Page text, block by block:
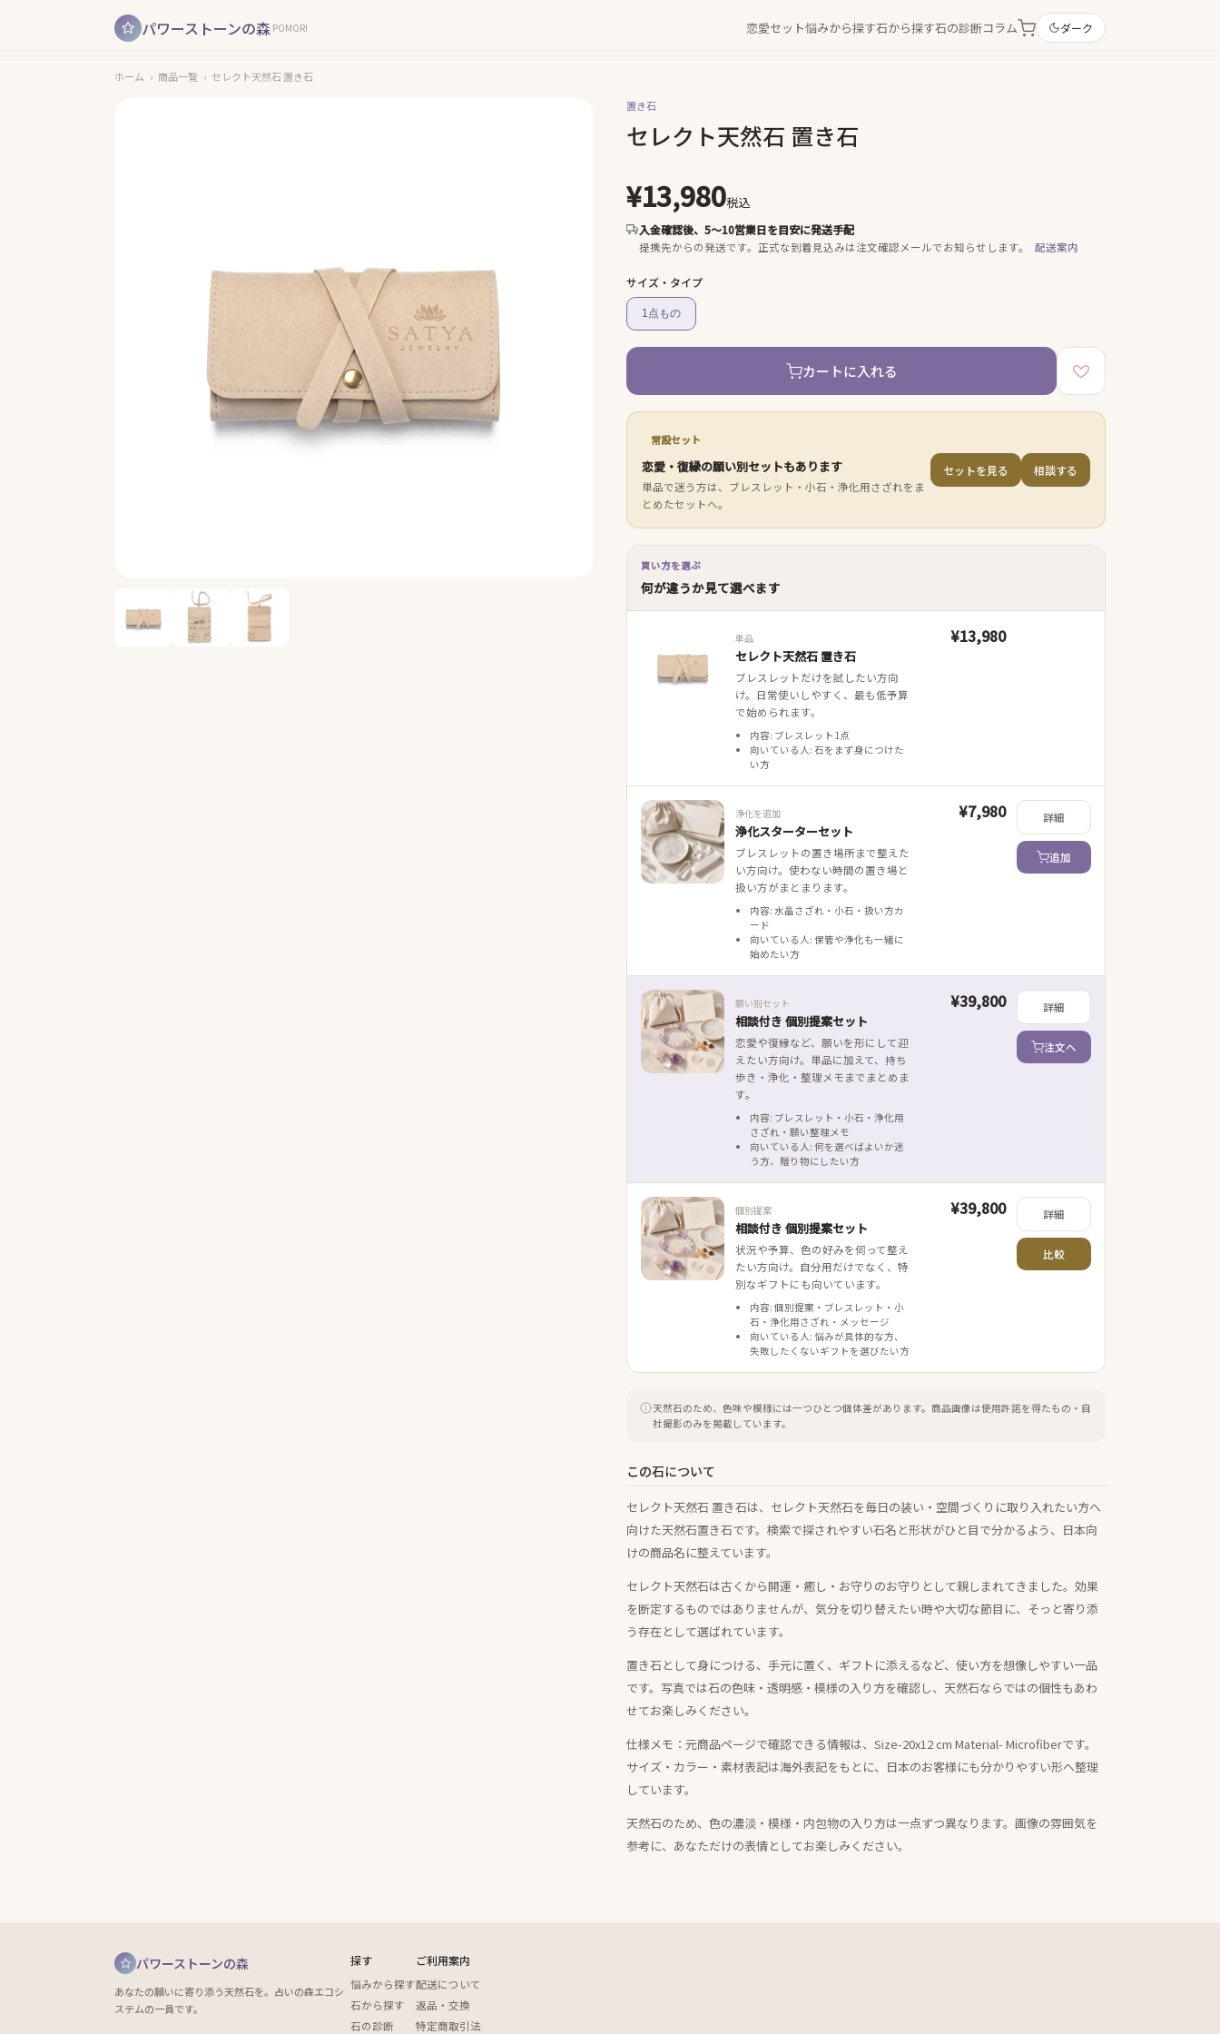
パワーストーンの森 POMORI 恋愛セット悩みから探す石から探す石の診断コラム ダーク
ホーム › 商品一覧 › セレクト天然石 置き石
置き石
セレクト天然石 置き石
¥13,980税込
入金確認後、5〜10営業日を目安に発送手配
提携先からの発送です。 正式な到着見込みは注文確認メールでお知らせします。 配送案内
サイズ・タイプ
1点もの
カートに入れる
常設セット
恋愛・復縁の願い別セットもあります
単品で迷う方は、ブレスレット・小石・浄化用さざれをま
とめたセットへ。
セットを見る 相談する
買い方を選ぶ
何が違うか見て選べます
単品
セレクト天然石 置き石
ブレスレットだけを試したい方向
け。日常使いしやすく、最も低予算
で始められます。
内容: ブレスレット1点
向いている人: 石をまず身につけた
い方
¥13,980
浄化を追加
浄化スターターセット
ブレスレットの置き場所まで整えた
い方向け。使わない時間の置き場と
扱い方がまとまります。
内容: 水晶さざれ・小石・扱い方カ
ード
向いている人: 保管や浄化も一緒に
始めたい方
¥7,980 詳細
追加
願い別セット
相談付き 個別提案セット
恋愛や復縁など、願いを形にして迎
えたい方向け。単品に加えて、持ち
歩き・浄化・整理メモまでまとめま
す。
内容: ブレスレット・小石・浄化用
さざれ・願い整理メモ
向いている人: 何を選べばよいか迷
う方、贈り物にしたい方
¥39,800 詳細
注文へ
個別提案
相談付き 個別提案セット
状況や予算、色の好みを伺って整え
たい方向け。自分用だけでなく、特
別なギフトにも向いています。
内容: 個別提案・ブレスレット・小
石・浄化用さざれ・メッセージ
向いている人: 悩みが具体的な方、
失敗したくないギフトを選びたい方
¥39,800 詳細
比較
天然石のため、色味や模様には一つひとつ個体差があります。 商品画像は使用許諾を得たもの・自
社撮影のみを掲載しています。
この石について
セレクト天然石 置き石は、セレクト天然石を毎日の装い・空間づくりに取り入れたい方へ
向けた天然石置き石です。検索で探されやすい石名と形状がひと目で分かるよう、日本向
けの商品名に整えています。
セレクト天然石は古くから開運・癒し・お守りのお守りとして親しまれてきました。効果
を断定するものではありませんが、気分を切り替えたい時や大切な節目に、そっと寄り添
う存在として選ばれています。
置き石として身につける、手元に置く、ギフトに添えるなど、使い方を想像しやすい一品
です。写真では石の色味・透明感・模様の入り方を確認し、天然石ならではの個性もあわ
せてお楽しみください。
仕様メモ：元商品ページで確認できる情報は、Size-20x12 cm Material- Microfiberです。
サイズ・カラー・素材表記は海外表記をもとに、日本のお客様にも分かりやすい形へ整理
しています。
天然石のため、色の濃淡・模様・内包物の入り方は一点ずつ異なります。画像の雰囲気を
参考に、あなただけの表情としてお楽しみください。
パワーストーンの森
あなたの願いに寄り添う天然石を。占いの森エコシ
ステムの一員です。
探す
悩みから探す
石から探す
石の診断
ご利用案内
配送について
返品・交換
特定商取引法